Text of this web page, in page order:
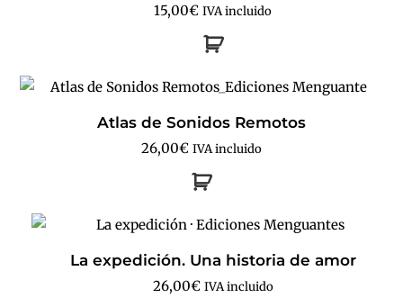
15,00€ IVA incluido
Atlas de Sonidos Remotos
26,00€ IVA incluido
La expedición. Una historia de amor
26,00€ IVA incluido